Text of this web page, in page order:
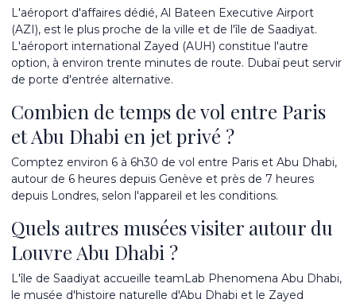
L'aéroport d'affaires dédié, Al Bateen Executive Airport
(AZI), est le plus proche de la ville et de l'île de Saadiyat.
L'aéroport international Zayed (AUH) constitue l'autre
option, à environ trente minutes de route. Dubaï peut servir
de porte d'entrée alternative.
Combien de temps de vol entre Paris
et Abu Dhabi en jet privé ?
Comptez environ 6 à 6h30 de vol entre Paris et Abu Dhabi,
autour de 6 heures depuis Genève et près de 7 heures
depuis Londres, selon l'appareil et les conditions.
Quels autres musées visiter autour du
Louvre Abu Dhabi ?
L'île de Saadiyat accueille teamLab Phenomena Abu Dhabi,
le musée d'histoire naturelle d'Abu Dhabi et le Zayed